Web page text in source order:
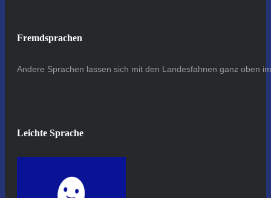
Fremdsprachen
Andere Sprachen lassen sich mit den Landesfahnen ganz oben
Leichte Sprache